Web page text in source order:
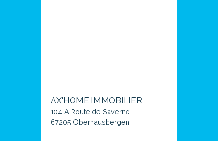
AX'HOME IMMOBILIER
104 A Route de Saverne
67205 Oberhausbergen